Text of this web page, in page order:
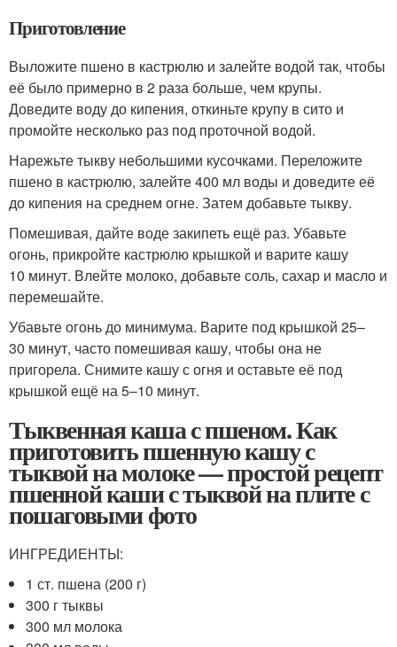
Приготовление
Выложите пшено в кастрюлю и залейте водой так, чтобы
её было примерно в 2 раза больше, чем крупы.
Доведите воду до кипения, откиньте крупу в сито и
промойте несколько раз под проточной водой.
Нарежьте тыкву небольшими кусочками. Переложите
пшено в кастрюлю, залейте 400 мл воды и доведите её
до кипения на среднем огне. Затем добавьте тыкву.
Помешивая, дайте воде закипеть ещё раз. Убавьте
огонь, прикройте кастрюлю крышкой и варите кашу
10 минут. Влейте молоко, добавьте соль, сахар и масло и
перемешайте.
Убавьте огонь до минимума. Варите под крышкой 25–
30 минут, часто помешивая кашу, чтобы она не
пригорела. Снимите кашу с огня и оставьте её под
крышкой ещё на 5–10 минут.
Тыквенная каша с пшеном. Как
приготовить пшенную кашу с
тыквой на молоке — простой рецепт
пшенной каши с тыквой на плите с
пошаговыми фото
ИНГРЕДИЕНТЫ:
1 ст. пшена (200 г)
300 г тыквы
300 мл молока